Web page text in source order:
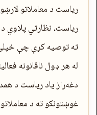
ریاست د معاملاتو
ریاست، نظارتي پلاوي
ته توصیه کړې چې
له هر ډول ناقانونه
غوښتونکو ته د